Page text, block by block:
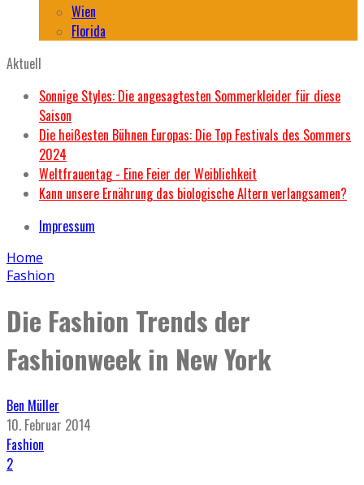
Wien
Florida
Aktuell
Sonnige Styles: Die angesagtesten Sommerkleider für diese
Saison
Die heißesten Bühnen Europas: Die Top Festivals des Sommers
2024
Weltfrauentag - Eine Feier der Weiblichkeit
Kann unsere Ernährung das biologische Altern verlangsamen?
Impressum
Home
Fashion
Die Fashion Trends der
Fashionweek in New York
Ben Müller
10. Februar 2014
Fashion
2